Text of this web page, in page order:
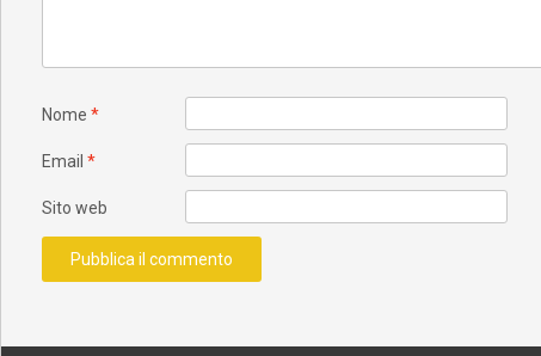
Nome *
Email *
Sito web